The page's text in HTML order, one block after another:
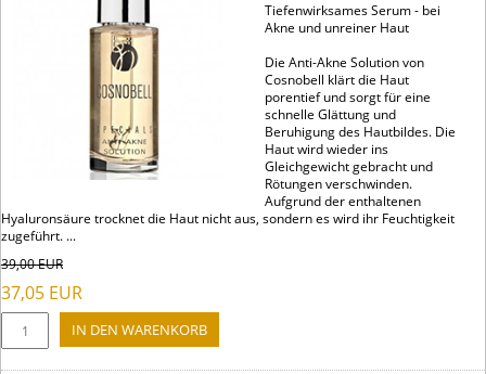
Tiefenwirksames Serum - bei
Akne und unreiner Haut
Die Anti-Akne Solution von
Cosnobell klärt die Haut
porentief und sorgt für eine
schnelle Glättung und
Beruhigung des Hautbildes. Die
Haut wird wieder ins
Gleichgewicht gebracht und
Rötungen verschwinden.
Aufgrund der enthaltenen
Hyaluronsäure trocknet die Haut nicht aus, sondern es wird ihr Feuchtigkeit
zugeführt. ...
39,00EUR
37,05 EUR